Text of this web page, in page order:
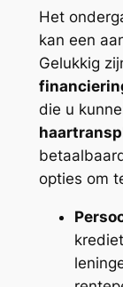
Het
kan een
Gelukkig
die u
opties om